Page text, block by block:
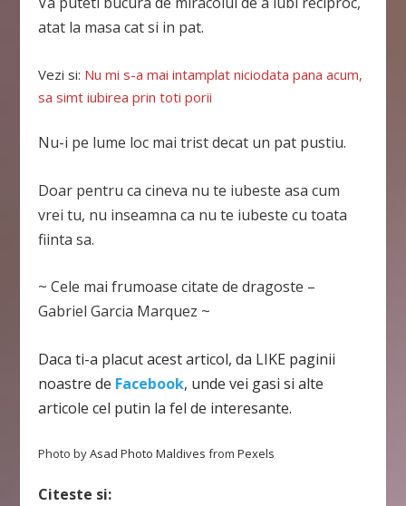
atat la masa cat si in pat.
Vezi si: Nu mi s-a mai intamplat niciodata pana acum,
sa simt iubirea prin toti porii
Nu-i pe lume loc mai trist decat un pat pustiu.
Doar pentru ca cineva nu te iubeste asa cum
vrei tu, nu inseamna ca nu te iubeste cu toata
fiinta sa.
~ Cele mai frumoase citate de dragoste –
Gabriel Garcia Marquez ~
Daca ti-a placut acest articol, da LIKE paginii
noastre de Facebook, unde vei gasi si alte
articole cel putin la fel de interesante.
Photo byAsad Photo Maldives fromPexels
Citeste si: